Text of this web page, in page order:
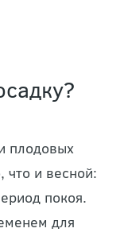
плодовых
что и весной:
покоя.
для